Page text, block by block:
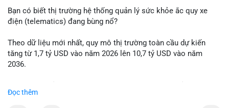
cung ngắn hạn. Nếu BTC vào ví nóng sàn, khả năng cao là
động thái chốt lời; ngược lại, nếu vào ví mới không hoạt động,
Lời khuyên: Nhà đầu tư nhỏ lẻ nên quan sát thêm 2-4 giờ sau
khi giao dịch được xác nhận, tránh hành động theo cảm xúc.
ưu tiên quản trị rủi ro trong giai đoạn biến động mạnh.
Bạn có biết thị trường hệ thống quản lý sức khỏe ắc quy xe
điện (telematics) đang bùng nổ?
Theo dữ liệu mới nhất, quy mô thị trường toàn cầu dự kiến
tăng từ 1,7 tỷ USD vào năm 2026 lên 10,7 tỷ USD vào năm
2036.
hàng năm (CAGR) ấn tượng lên tới 20,2%.
Đọc thêm